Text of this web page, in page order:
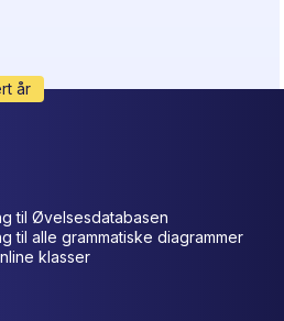
år
til Øvelsesdatabasen
til alle grammatiske diagrammer
klasser